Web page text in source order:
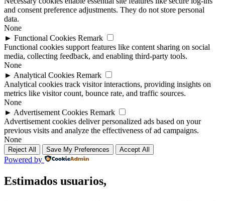
and consent preference adjustments. They do not store personal
data.
None
► Functional Cookies Remark
Functional cookies support features like content sharing on social
media, collecting feedback, and enabling third-party tools.
None
► Analytical Cookies Remark
Analytical cookies track visitor interactions, providing insights on
metrics like visitor count, bounce rate, and traffic sources.
None
► Advertisement Cookies Remark
Advertisement cookies deliver personalized ads based on your
previous visits and analyze the effectiveness of ad campaigns.
None
Reject All Save My Preferences Accept All
Powered by
Estimados usuarios,